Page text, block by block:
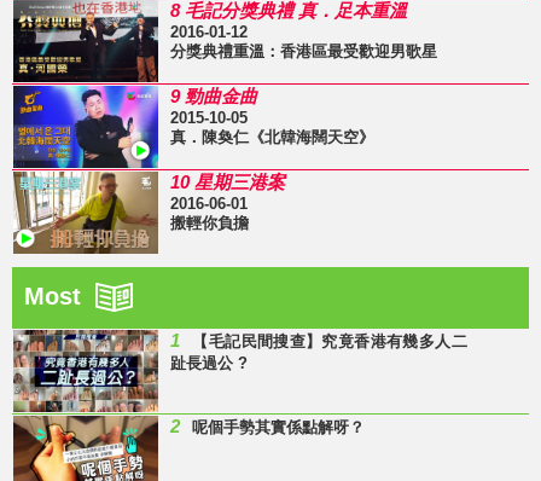
8 毛記分獎典禮 真．足本重溫
2016-01-12
分獎典禮重溫：香港區最受歡迎男歌星
9 勁曲金曲
2015-10-05
真．陳奐仁《北韓海闊天空》
10 星期三港案
2016-06-01
搬輕你負擔
Most
1
【毛記民間搜查】究竟香港有幾多人二
趾長過公 ?
2 呢個手勢其實係點解呀？